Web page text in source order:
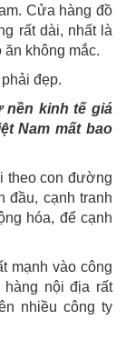
Cửa hàng đồ
rất dài, nhất là
không mắc.
đẹp.
nền kinh tế giá
Nam mất bao
theo con đường
đầu, cạnh tranh
hóa, để cạnh
mạnh vào công
hàng nội địa rất
nhiều công ty